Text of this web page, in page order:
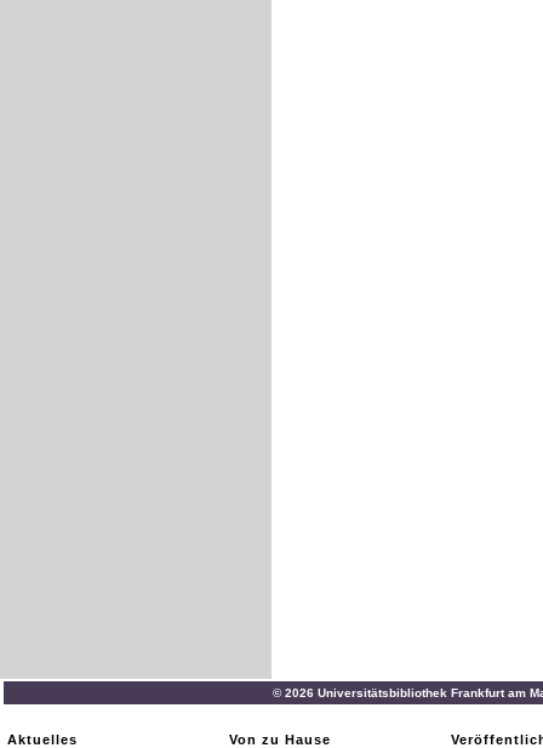
© 2026 Universitätsbibliothek Frankfurt am
Aktuelles
Von zu Hause